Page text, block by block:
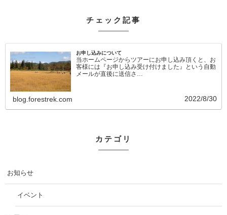
チェック記事
お申し込みについて
当ホームページからツアーにお申し込み頂くと、お
客様には『お申し込み受け付けました』という自動
メールが直後に送信さ…
blog.forestrek.com 2022/8/30
カテゴリ
お知らせ
イベント